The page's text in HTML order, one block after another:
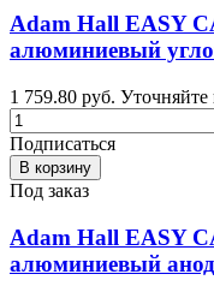
Adam Hall EASY
алюминиевый
1 759.80 руб.
Подписаться
В корзину
Под заказ
Adam Hall EASY
алюминиевый